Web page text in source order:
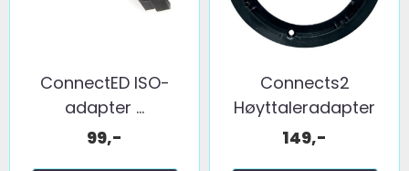
ConnectED ISO-
adapter ...
99,-
Connects2
Høyttaleradapter
(165mm) ...
149,-